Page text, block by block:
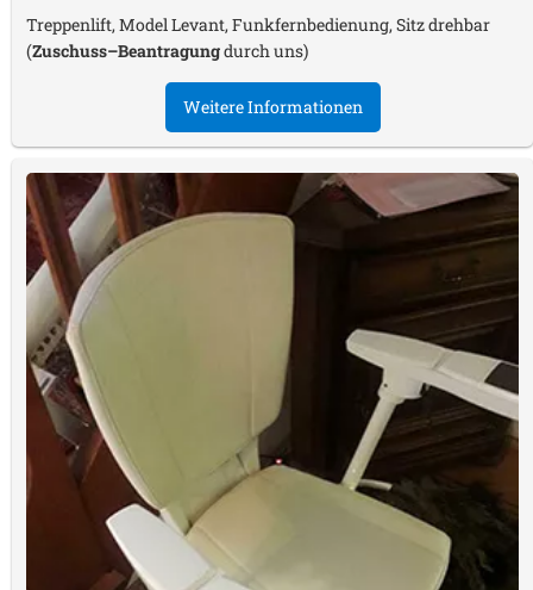
Treppenlift, Model Levant, Funkfernbedienung, Sitz drehbar
(Zuschuss–Beantragungdurch uns)
Weitere Informationen